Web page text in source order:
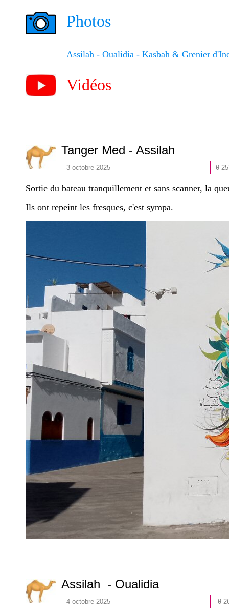
Photos
Assilah - Oualidia - Kasbah & Grenier
Vidéos
Tanger Med - Assilah
3 octobre 2025 θ
Sortie du bateau tranquillement et sans scanner, la
Ils ont repeint les fresques, c'est sympa.
Assilah - Oualidia
4 octobre 2025 θ